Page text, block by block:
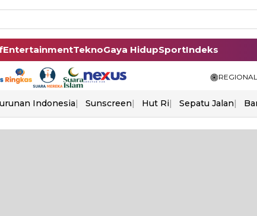
EntertainmentTeknoGaya HidupSportIndeks
Indonesia Sunscreen Hut Ri Sepatu Jalan